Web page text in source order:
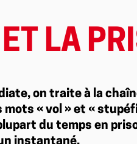
LA
on traite à la
« vol » et «
du temps en